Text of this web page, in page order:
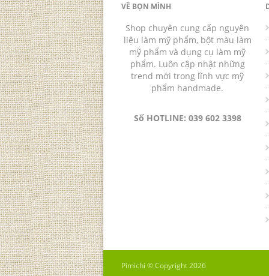
VỀ BỌN MÌNH
Shop chuyên cung cấp nguyên
liệu làm mỹ phẩm, bột màu làm
mỹ phẩm và dụng cụ làm mỹ
phẩm. Luôn cập nhật những
trend mới trong lĩnh vực mỹ
phẩm handmade.
Số HOTLINE: 039 602 3398
Pimichi © Copyright 2026